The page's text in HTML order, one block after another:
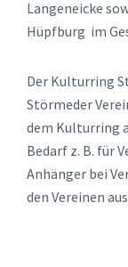
Langeneicke
Hüpfburg im
Der Kulturring
Störmeder
dem Kulturring
Bedarf z. B. für
Anhänger bei
den Vereinen